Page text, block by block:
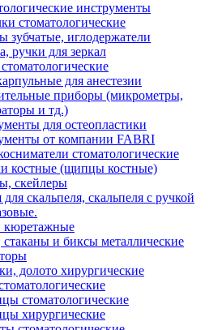
инструменты
стоматологические
зубчатые, иглодержатели
ручки для зеркал
для анестезии
приборы (микрометры,
и тд.)
для остеопластики
от компании FABRI
стоматологические
костные (щипцы костные)
скейлеры
для скальпеля, скальпеля с ручкой
и биксы металлические
долото хирургические
стоматологические
хирургические